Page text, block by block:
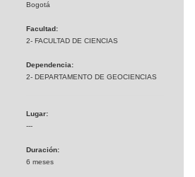
Bogotá
Facultad:
2- FACULTAD DE CIENCIAS
Dependencia:
2- DEPARTAMENTO DE GEOCIENCIAS
Lugar:
---
Duración:
6 meses